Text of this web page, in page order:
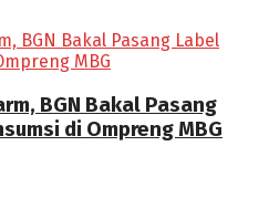
BGN Bakal Pasang
di Ompreng MBG